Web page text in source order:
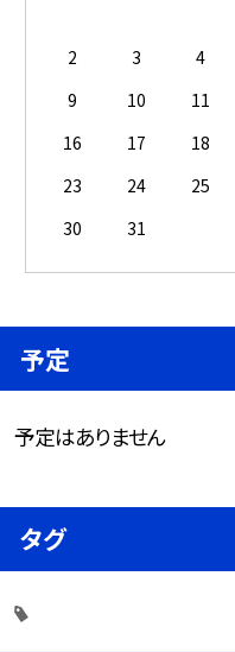
2
3 4
9
10 11
16
17 18
23
24 25
30
31
予定
予定はありません
タグ